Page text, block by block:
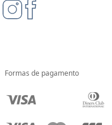
Formas de pagamento